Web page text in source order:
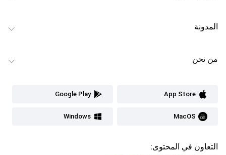
المدونة
من نحن
App Store
Google Play
MacOS
Windows
التعاون في المحتوى: